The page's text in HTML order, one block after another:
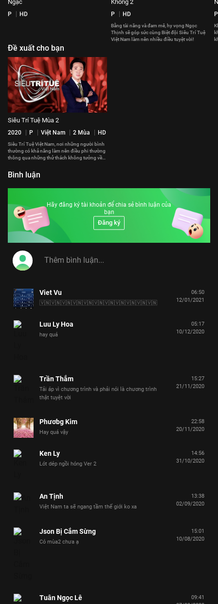
Ngạc
P HD
Không 2
P HD
Bằng tài năng và đam mê, hy vọng Ngọc
Thịnh sẽ góp sức cùng Biệt đội Siêu Trí Tuệ
Việt Nam làm nên nhiều điều tuyệt vời!
P
Đề xuất cho bạn
Siêu Trí Tuệ Mùa 2
2020 P Việt Nam 2 Mùa HD
Siêu Trí Tuệ Việt Nam, nơi những người bình
thường có khả năng làm nên điều phi thường
thông qua những thử thách không tưởng về
Bình luận
Hãy đăng ký tài khoản để chia sẻ bình luận của
bạn
Đăng ký
Viet Vu
🇻🇳🇻🇳🇻🇳🇻🇳🇻🇳🇻🇳🇻🇳🇻🇳🇻🇳🇻🇳🇻🇳
06:50
12/01/2021
Luu Ly Hoa
hay quá
05:17
10/12/2020
Trần Thắm
Tải áp vì chương trình và phải nói là chương trình
thật tuyệt vời
15:27
21/11/2020
Phươbg Kim
Hay quá vậy
22:58
20/11/2020
Ken Ly
Lót dép ngồi hóng Ver 2
14:56
31/10/2020
An Tịnh
Việt Nam ta sẽ ngang tầm thế giới ko xa
13:38
02/09/2020
Json Bị Cắm Sừng
Có mùa2 chưa ạ
15:01
10/08/2020
Tuân Ngọc Lê
09:41